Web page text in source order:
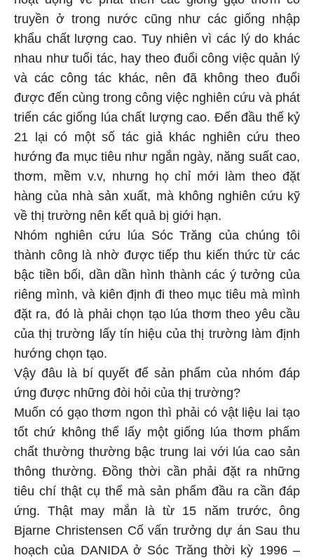
truyền ở trong nước cũng như các giống nhập
khẩu chất lượng cao. Tuy nhiên vì các lý do khác
nhau như tuổi tác, hay theo đuổi công việc quản lý
và các công tác khác, nên đã không theo đuổi
được đến cùng trong công việc nghiên cứu và phát
triển các giống lúa chất lượng cao. Đến đầu thế kỷ
21 lại có một số tác giả khác nghiên cứu theo
hướng đa mục tiêu như ngắn ngày, năng suất cao,
thơm, mềm v.v, nhưng họ chỉ mới làm theo đặt
hàng của nhà sản xuất, mà không nghiên cứu kỹ
về thị trường nên kết quả bị giới hạn.
Nhóm nghiên cứu lúa Sóc Trăng của chúng tôi
thành công là nhờ được tiếp thu kiến thức từ các
bậc tiền bối, dần dần hình thành các ý tưởng của
riêng mình, và kiên định đi theo mục tiêu mà mình
đặt ra, đó là phải chọn tạo lúa thơm theo yêu cầu
của thị trường lấy tín hiệu của thị trường làm định
hướng chọn tạo.
Vậy đâu là bí quyết để sản phẩm của nhóm đáp
ứng được những đòi hỏi của thị trường?
Muốn có gạo thơm ngon thì phải có vật liệu lai tạo
tốt chứ không thể lấy một giống lúa thơm phẩm
chất thường thường bậc trung lai với lúa cao sản
thông thường. Đồng thời cần phải đặt ra những
tiêu chí thật cụ thể mà sản phẩm đầu ra cần đáp
ứng. Thật may mắn là từ 15 năm trước, ông
Bjarne Christensen Cố vấn trưởng dự án Sau thu
hoạch của DANIDA ở Sóc Trăng thời kỳ 1996 –